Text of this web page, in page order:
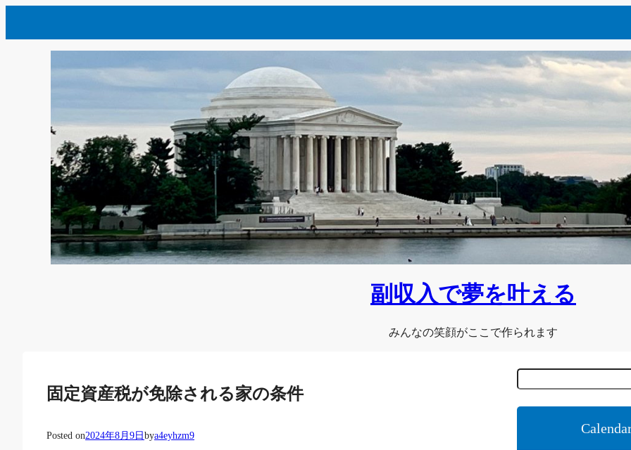
を
副収入で夢を叶える
みんなの笑顔がここで作られます
固定資産税が免除される家の条件
Posted on2024年8月9日bya4eyhzm9
C
e
c